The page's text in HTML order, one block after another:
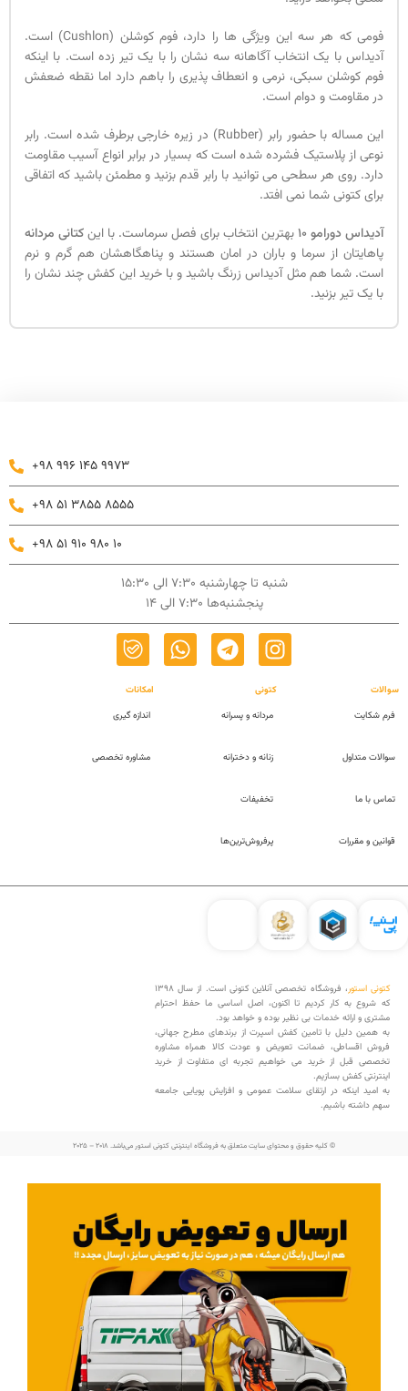
فومی که هر سه این ویژگی ها را دارد، فوم کوشلن (Cushlon) است.
آدیداس با یک انتخاب آگاهانه سه نشان را با یک تیر زده است. با اینکه
فوم کوشلن سبکی، نرمی و انعطاف پذیری را باهم دارد اما نقطه ضعفش
در مقاومت و دوام است.
این مساله با حضور رابر (Rubber) در زیره خارجی برطرف شده است. رابر
نوعی از پلاستیک فشرده شده است که بسیار در برابر انواع آسیب مقاومت
دارد. روی هر سطحی می توانید با رابر قدم بزنید و مطمئن باشید که اتفاقی
برای کتونی شما نمی افتد.
آدیداس دورامو 10
بهترین انتخاب برای فصل سرماست. با اینکتانی مردانه
پاهایتان از سرما و باران در امان هستند و پناهگاهشان هم گرم و نرم
است. شما هم مثل آدیداس زرنگ باشید و با خرید این کفش چند نشان را
با یک تیر بزنید.
+98 996 145 9973
+98 51 3855 8555
+98 51 910 980 10
شنبه تا چهارشنبه 7:30 الی 15:30
پنجشنبه‌ها 7:30 الی 14
سوالات
فرم شکایت
سوالات متداول
تماس با ما
قوانین و مقررات
کتونی
مردانه و پسرانه
زنانه و دخترانه
تخفیفات
پرفروش‌ترین‌ها
امکانات
اندازه گیری
مشاوره تخصصی
کتونی استور
، فروشگاه تخصصی آنلاین کتونی است. از سال 1398
که شروع به کار کردیم تا اکنون، اصل اساسی ما حفظ احترام
مشتری و ارائه خدمات بی نظیر بوده و خواهد بود.
به همین دلیل با تامین کفش اسپرت از برندهای مطرح جهانی،
فروش اقساطی، ضمانت تعویض و عودت کالا همراه مشاوره
تخصصی قبل از خرید می خواهیم تجربه ای متفاوت از خرید
اینترنتی کفش بسازیم.
به امید اینکه در ارتقای سلامت عمومی و افزایش پویایی جامعه
سهم داشته باشیم.
© کلیه حقوق و محتوای سایت متعلق به فروشگاه اینترنتی کتونی استور می‌باشد. 2018 – 2025